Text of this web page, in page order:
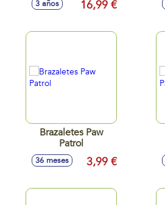
3 años 16,99 €
Brazaletes Paw
Patrol
36 meses 3,99 €